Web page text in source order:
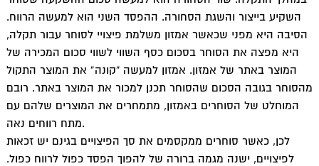
השקיע בייצור והשגת הסחורה. ההפסד השני הוא למעשה הרווח.
הסיבה היא מפני שכאשר אמזון משלמת פיצויי לסוחר עבור תקלה,
היא מפצה את הסוחר בסכום כסף השווי לשווי סכום המכירה של
המוצר באתר של אמזון. אמזון למעשה “קונה” את המוצר התקול
מהסוחר בגובה הסכום שהסוחר תכנן למכור את המוצר באתר. רובם
המוחלט של הסוחרים באמזון, מתמחרים את המוצרים שלהם עם
מתח רווחים נאה.
לכן, כאשר סוחרים ממקסמים את סך הפיצויים בגינם יש זכאות
לפיצויים, ישנה מגמה ברורה של להפוך הפסד כפול לרווח כפול.